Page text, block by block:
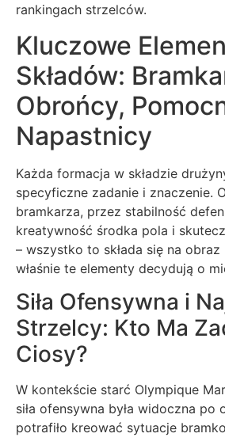
rankingach strzelców.
Kluczowe
Składów:
Obrońcy,
Napastnicy
Każda formacja w składzie
specyficzne zadanie i znaczenie.
bramkarza, przez stabilność
kreatywność środka pola i
– wszystko to składa się na obraz
właśnie te elementy decydują o
Siła Ofensywna i
Strzelcy: Kto Ma
Ciosy?
W kontekście starć Olympique
siła ofensywna była widoczna po
potrafiło kreować sytuacje